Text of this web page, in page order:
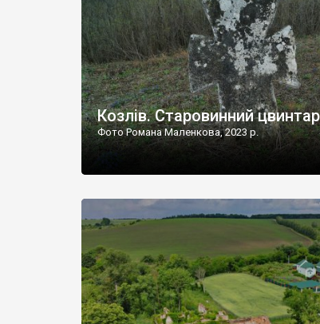
Козлів. Старовинний
Фото Романа Маленкова, 2023 р.